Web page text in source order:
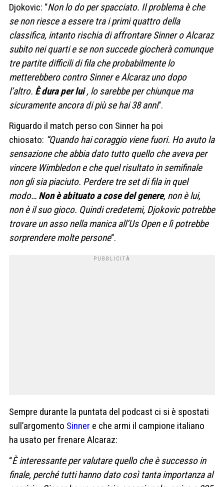
Djokovic: “Non lo do per spacciato. Il problema è che
se non riesce a essere tra i primi quattro della
classifica, intanto rischia di affrontare Sinner o Alcaraz
subito nei quarti e se non succede giocherà comunque
tre partite difficili di fila che probabilmente lo
metterebbero contro Sinner e Alcaraz uno dopo
l’altro. È dura per lui , lo sarebbe per chiunque ma
sicuramente ancora di più se hai 38 anni“.
Riguardo il match perso con Sinner ha poi
chiosato: “Quando hai coraggio viene fuori. Ho avuto la
sensazione che abbia dato tutto quello che aveva per
vincere Wimbledon e che quel risultato in semifinale
non gli sia piaciuto. Perdere tre set di fila in quel
modo… Non è abituato a cose del genere, non è lui,
non è il suo gioco. Quindi credetemi, Djokovic potrebbe
trovare un asso nella manica all’Us Open e lì potrebbe
sorprendere molte persone“.
Sempre durante la puntata del podcast ci si è spostati
sull’argomento Sinner e che armi il campione italiano
ha usato per frenare Alcaraz:
“È interessante per valutare quello che è successo in
finale, perché tutti hanno dato così tanta importanza al